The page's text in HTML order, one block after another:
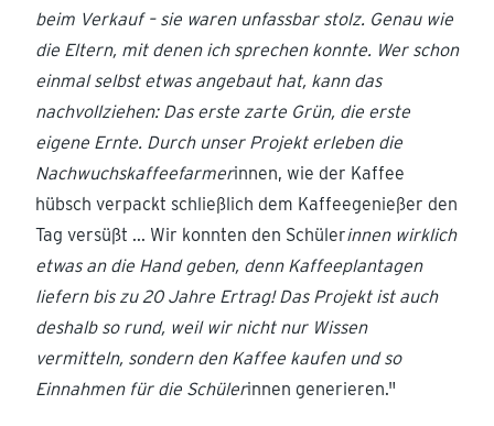
beim Verkauf – sie waren unfassbar stolz. Genau wie
die Eltern, mit denen ich sprechen konnte. Wer schon
einmal selbst etwas angebaut hat, kann das
nachvollziehen: Das erste zarte Grün, die erste
eigene Ernte. Durch unser Projekt erleben die
Nachwuchskaffeefarmerinnen, wie der Kaffee
hübsch verpackt schließlich dem Kaffeegenießer den
Tag versüßt ... Wir konnten den Schülerinnen wirklich
etwas an die Hand geben, denn Kaffeeplantagen
liefern bis zu 20 Jahre Ertrag! Das Projekt ist auch
deshalb so rund, weil wir nicht nur Wissen
vermitteln, sondern den Kaffee kaufen und so
Einnahmen für die Schülerinnen generieren."